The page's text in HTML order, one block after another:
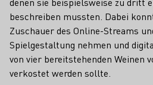
beschreiben mussten. Dabei
Zuschauer des Online-Streams
Spielgestaltung nehmen und
von vier bereitstehenden Weinen
verkostet werden sollte.